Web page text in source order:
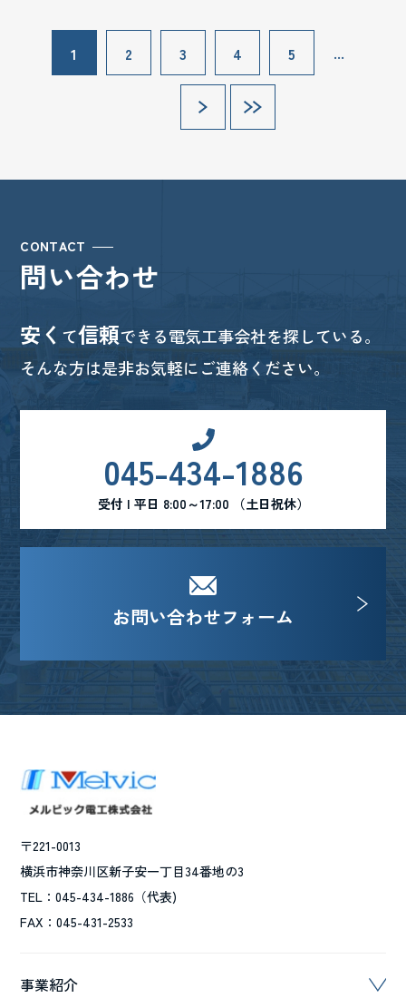
1 2 3 4 5 ...
» »
CONTACT
問い合わせ
安く て信頼できる電気工事会社を探している。
そんな方は是非お気軽にご連絡ください。
045-434-1886
受付 | 平日 8:00～17:00 （土日祝休）
お問い合わせフォーム
〒221-0013
横浜市神奈川区新子安一丁目34番地の3
TEL：045-434-1886（代表)
FAX：045-431-2533
事業紹介